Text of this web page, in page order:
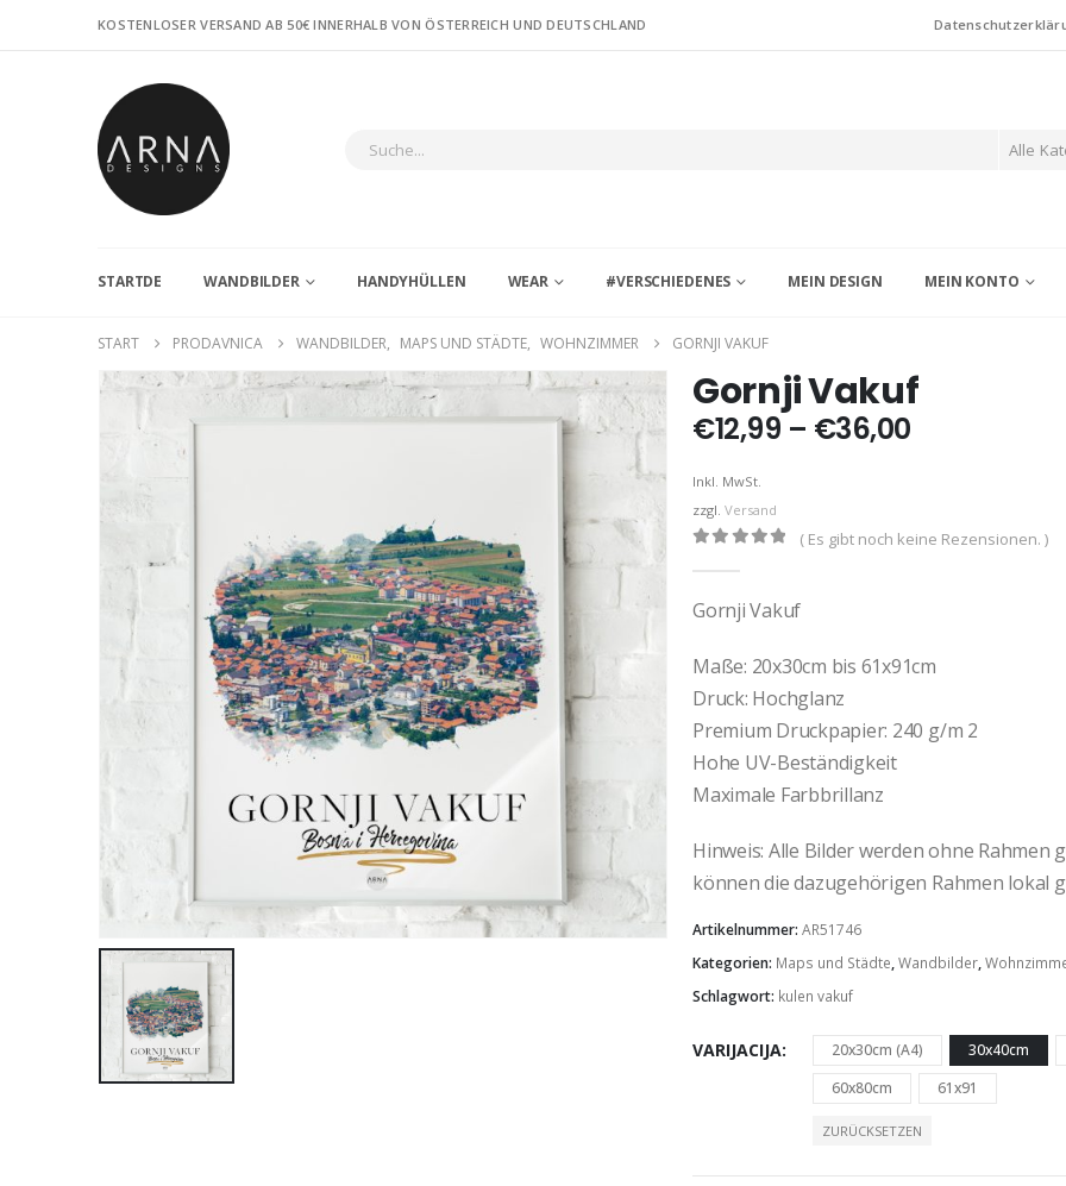
KOSTENLOSER VERSAND AB 50€ INNERHALB VON ÖSTERREICH UND DEUTSCHLAND
Alle
STARTDE WANDBILDER HANDYHÜLLEN WEAR #VERSCHIEDENES MEIN DESIGN MEIN KONTO
START PRODAVNICA WANDBILDER, MAPS UND STÄDTE, WOHNZIMMER GORNJI VAKUF
Gornji Vakuf
€12,99 – €36,00
Inkl. MwSt.
zzgl. Versand
( Es gibt noch keine Rezensionen. )
Gornji Vakuf
Maße: 20x30cm bis 61x91cm
Druck: Hochglanz
Premium Druckpapier: 240 g/m 2
Hohe UV-Beständigkeit
Maximale Farbbrillanz
Hinweis: Alle Bilder werden ohne Rahmen
können die dazugehörigen Rahmen lokal
Artikelnummer: AR51746
Kategorien: Maps und Städte,Wandbilder,
Schlagwort: kulen vakuf
VARIJACIJA 20x30cm (A4) 30x40cm
60x80cm
61x91
ZURÜCKSETZEN